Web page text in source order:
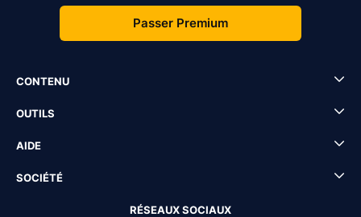
Passer Premium
CONTENU
OUTILS
AIDE
SOCIÉTÉ
RÉSEAUX SOCIAUX